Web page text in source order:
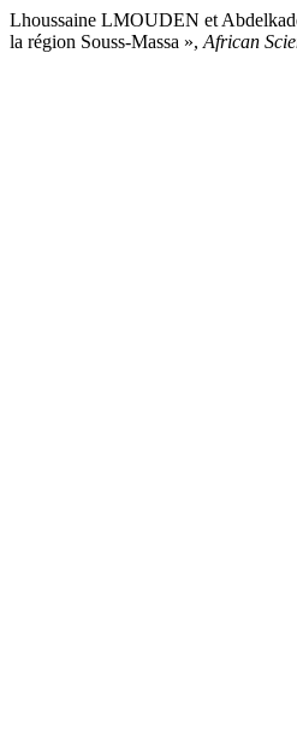
Lhoussaine LMOUDEN et
la région Souss-Massa », African